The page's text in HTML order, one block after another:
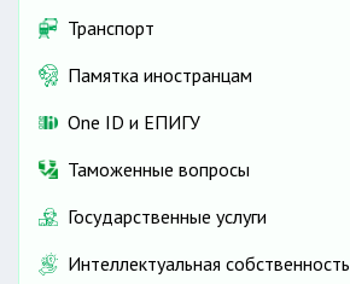
Транспорт
Памятка иностранцам
One ID и ЕПИГУ
Таможенные вопросы
Государственные услуги
Интеллектуальная собственность